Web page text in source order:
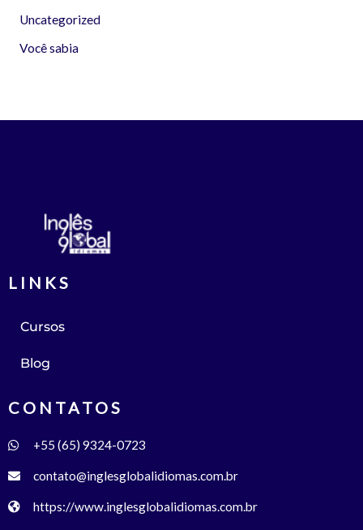
Uncategorized
Você sabia
LINKS
Cursos
Blog
CONTATOS
+55 (65) 9324-0723
contato@inglesglobalidiomas.com.br
https://www.inglesglobalidiomas.com.br